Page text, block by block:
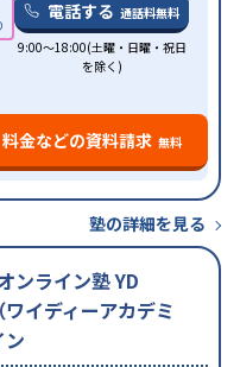
電話する 通話料無料
9:00～18:00(土曜・日曜・祝日
を除く)
料金などの資料請求 無料
塾の詳細を見る
ンライン塾 YD
イディーアカデミ
ン